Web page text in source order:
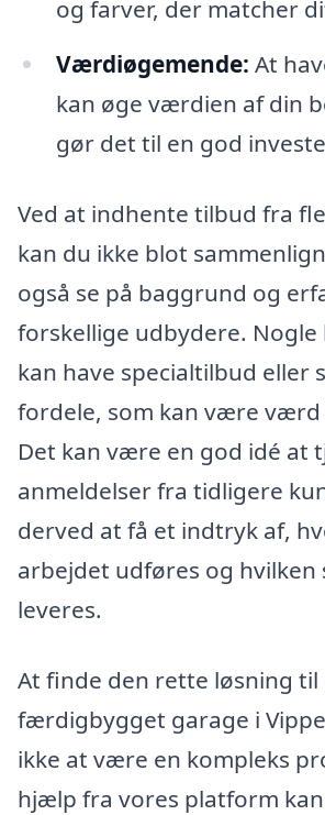
og farver, der matcher
Værdiøgemende: At
kan øge værdien af din
gør det til en god
Ved at indhente tilbud fra
kan du ikke blot
også se på baggrund og
forskellige udbydere.
kan have specialtilbud eller
fordele, som kan være værd
Det kan være en god idé at
anmeldelser fra tidligere
derved at få et indtryk af,
arbejdet udføres og hvilken
leveres.
At finde den rette løsning til
færdigbygget garage i
ikke at være en kompleks
hjælp fra vores platform